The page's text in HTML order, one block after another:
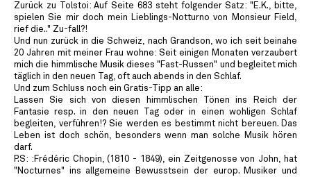
Zurück zu Tolstoi: Auf Seite 683 steht folgender Satz: "E.K., bitte,
spielen Sie mir doch mein Lieblings-Notturno von Monsieur Field,
rief die.." Zu-fall?!
Und nun zurück in die Schweiz, nach Grandson, wo ich seit beinahe
20 Jahren mit meiner Frau wohne: Seit einigen Monaten verzaubert
mich die himmlische Musik dieses "Fast-Russen" und begleitet mich
täglich in den neuen Tag, oft auch abends in den Schlaf.
Und zum Schluss noch ein Gratis-Tipp an alle:
Lassen Sie sich von diesen himmlischen Tönen ins Reich der
Fantasie resp. in den neuen Tag oder in einen wohligen Schlaf
begleiten, verführen!? Sie werden es bestimmt nicht bereuen. Das
Leben ist doch schön, besonders wenn man solche Musik hören
darf.
P.S: :Frédéric Chopin, (1810 - 1849), ein Zeitgenosse von John, hat
"Nocturnes" ins allgemeine Bewusstsein der europ. Musiker und